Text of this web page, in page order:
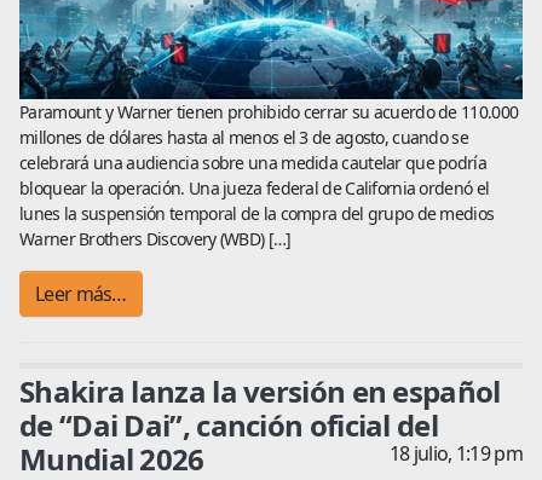
Paramount y Warner tienen prohibido cerrar su acuerdo de 110.000
millones de dólares hasta al menos el 3 de agosto, cuando se
celebrará una audiencia sobre una medida cautelar que podría
bloquear la operación. Una jueza federal de California ordenó el
lunes la suspensión temporal de la compra del grupo de medios
Warner Brothers Discovery (WBD) […]
Leer más…
Shakira lanza la versión en español
de “Dai Dai”, canción oficial del
Mundial 2026
18 julio, 1:19 pm